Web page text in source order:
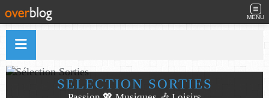
MENU
SÉLECTION SORTIES